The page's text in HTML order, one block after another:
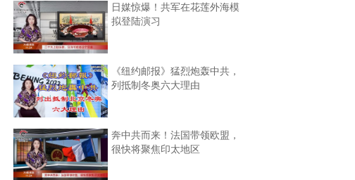
日媒惊爆！共军在花莲外海模
拟登陆演习
《纽约邮报》猛烈炮轰中共，
列抵制冬奥六大理由
奔中共而来！法国带领欧盟，
很快将聚焦印太地区